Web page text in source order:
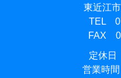
東近江
TEL
FAX
定休
営業時